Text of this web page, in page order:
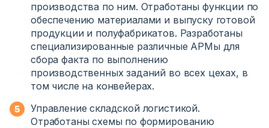
производства по ним. Отработаны функции по
обеспечению материалами и выпуску готовой
продукции и полуфабрикатов. Разработаны
специализированные различные АРМы для
сбора факта по выполнению
производственных заданий во всех цехах, в
том числе на конвейерах.
Управление складской логистикой.
Отработаны схемы по формированию